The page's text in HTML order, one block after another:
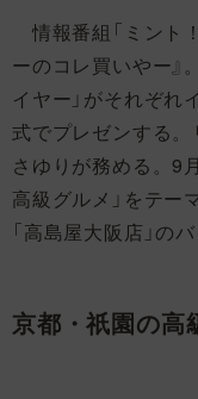
情報番組「ミント
ーのコレ買いやー』
イヤー」がそれぞ
式でプレゼンする
さゆりが務める。9
高級グルメ」をテー
「高島屋大阪店」の
京都・祇園の高